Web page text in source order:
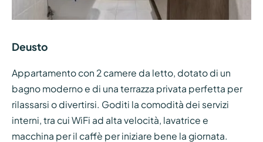
Deusto
Appartamento con 2 camere da letto, dotato di un
bagno moderno e di una terrazza privata perfetta per
rilassarsi o divertirsi. Goditi la comodità dei servizi
interni, tra cui WiFi ad alta velocità, lavatrice e
macchina per il caffè per iniziare bene la giornata.